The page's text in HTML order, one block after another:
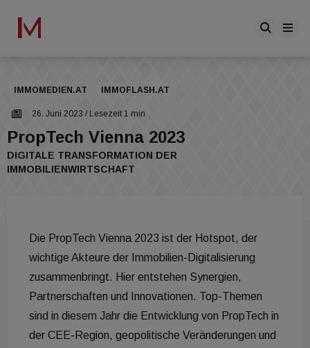
IMMOMEDIEN.AT IMMOFLASH.AT
26. Juni 2023 / Lesezeit 1 min
PropTech Vienna 2023
DIGITALE TRANSFORMATION DER
IMMOBILIENWIRTSCHAFT
Die PropTech Vienna 2023 ist der Hotspot, der
wichtige Akteure der Immobilien-Digitalisierung
zusammenbringt. Hier entstehen Synergien,
Partnerschaften und Innovationen. Top-Themen
sind in diesem Jahr die Entwicklung von PropTech in
der CEE-Region, geopolitische Veränderungen und